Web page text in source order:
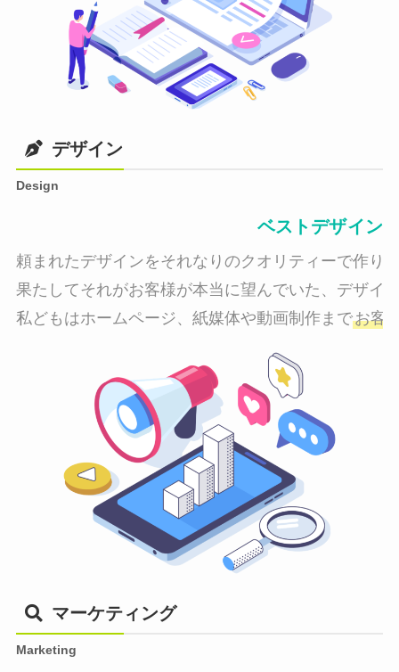
デザイン
Design
ベストデザイン
頼まれたデザインをそれなりのクオリティーで作り
果たしてそれがお客様が本当に望んでいた、デザイ
私どもはホームページ、紙媒体や動画制作までお客
マーケティング
Marketing